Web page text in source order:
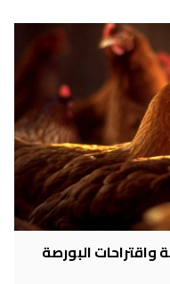
البورصة